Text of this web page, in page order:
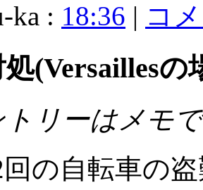
ka : 18:36 | コ
(Versaillesの
リーはメモ
の自転車の